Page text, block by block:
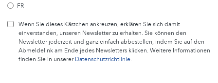
FR
Wenn Sie dieses Kästchen ankreuzen, erklären Sie sich damit
einverstanden, unseren Newsletter zu erhalten. Sie können den
Newsletter jederzeit und ganz einfach abbestellen, indem Sie auf den
Abmeldelink am Ende jedes Newsletters klicken. Weitere Informationen
finden Sie in unsererDatenschutzrichtlinie.